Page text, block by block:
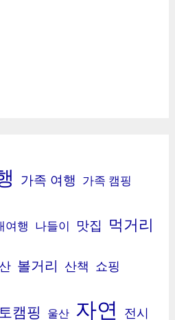
가족 여행 가족 캠핑
여행 나들이 맛집 먹거리
볼거리 산책 쇼핑
캠핑 울산 자연 전시